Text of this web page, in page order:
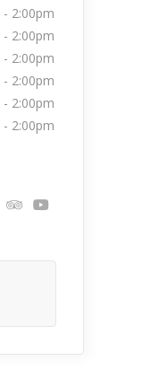
- 2:00pm
- 2:00pm
- 2:00pm
- 2:00pm
- 2:00pm
- 2:00pm